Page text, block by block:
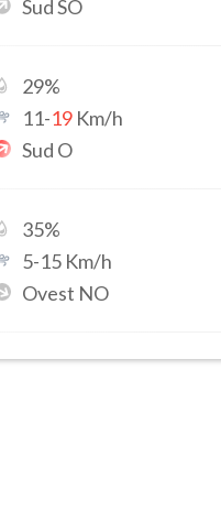
Sud SO
29%
11-19 Km/h
Sud O
35%
5-15 Km/h
Ovest NO